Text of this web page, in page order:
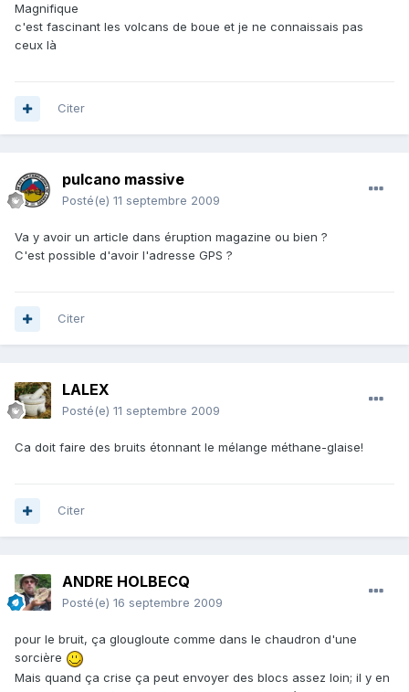
Magnifique
c'est fascinant les volcans de boue et je ne connaissais pas
ceux là
Citer
pulcano massive
Posté(e) 11 septembre 2009
Va y avoir un article dans éruption magazine ou bien ?
C'est possible d'avoir l'adresse GPS ?
Citer
LALEX
Posté(e) 11 septembre 2009
Ca doit faire des bruits étonnant le mélange méthane-glaise!
Citer
ANDRE HOLBECQ
Posté(e) 16 septembre 2009
pour le bruit, ça glougloute comme dans le chaudron d'une
sorcière
Mais quand ça crise ça peut envoyer des blocs assez loin; il y en